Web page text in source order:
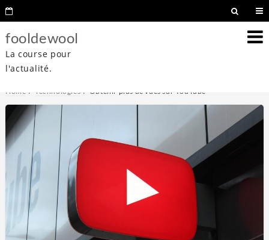
fooldewool
La course pour
l'actualité.
Home Technologies Obtenir plus de vues sur YouTube